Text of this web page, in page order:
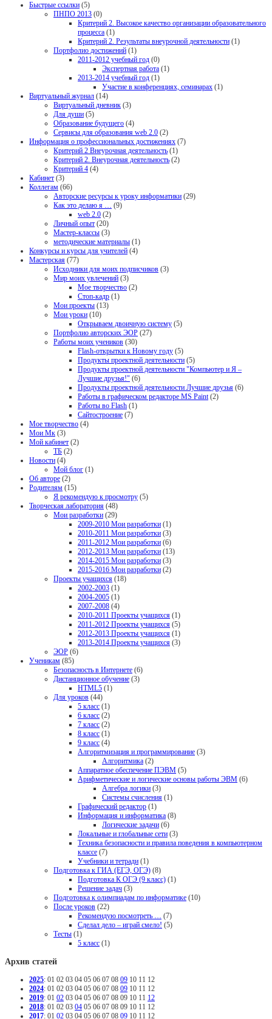
Быстрые ссылки (5)
ПНПО 2013 (0)
Критерий 2. Высокое качество организации образовательного
процесса (1)
Критерий 2. Результаты внеурочной деятельности (1)
Портфолио достижений (1)
2011-2012 учебный год (0)
Экспертная работа (1)
2013-2014 учебный год (1)
Участие в конференциях, семинарах (1)
Виртуальный журнал (14)
Виртуальный дневник (3)
Для души (5)
Образование будущего (4)
Сервисы для образования web 2.0 (2)
Информация о профессиональных достижениях (7)
Критерий 2 Внеурочная деятельность (1)
Критерий 2. Внеурочная деятельность (2)
Критерий 4 (4)
Кабинет (3)
Коллегам (66)
Авторские ресурсы к уроку информатики (29)
Как это делаю я … (9)
web 2.0 (2)
Личный опыт (20)
Мастер-классы (3)
методические материалы (1)
Конкурсы и курсы для учителей (4)
Мастерская (77)
Исходники для моих подписчиков (3)
Мир моих увлечений (3)
Мое творчество (2)
Стоп-кадр (1)
Мои проекты (13)
Мои уроки (10)
Открываем двоичную систему (5)
Портфолио авторских ЭОР (27)
Работы моих учеников (30)
Flash-открытки к Новому году (5)
Продукты проектной деятельности (5)
Продукты проектной деятельности "Компьютер и Я –
Лучшие друзья!" (6)
Продукты проектной деятельности Лучшие друзья (6)
Работы в графическом редакторе MS Paint(2)
Работы во Flash (1)
Сайтостроение (7)
Мое творчество (4)
Мои Мк (3)
Мой кабинет (2)
ТБ (2)
Новости (4)
Мой блог (1)
Об авторе (2)
Родителям (15)
Я рекомендую к просмотру (5)
Творческая лаборатория (48)
Мои разработки (29)
2009-2010 Мои разработки (1)
2010-2011 Мои разработки (3)
2011-2012 Мои разработки (6)
2012-2013 Мои разработки (13)
2014-2015 Мои разработки (3)
2015-2016 Мои разработки (2)
Проекты учащихся (18)
2002-2003 (1)
2004-2005 (1)
2007-2008 (4)
2010-2011 Проекты учащихся (1)
2011-2012 Проекты учащихся (5)
2012-2013 Проекты учащихся (1)
2013-2014 Проекты учащихся (3)
ЭОР (6)
Ученикам (85)
Безопасность в Интернете (6)
Дистанционное обучение (3)
HTML5 (1)
Для уроков (44)
5 класс (1)
6 класс (2)
7 класс (2)
8 класс (1)
9 класс (4)
Алгоритмизация и программирование (3)
Алгоритмика (2)
Аппаратное обеспечение ПЭВМ (5)
Арифметические и логические основы работы ЭВМ (6)
Алгебра логики (3)
Системы счисления (1)
Графический редактор (1)
Информация и информатика (8)
Логические задачи (6)
Локальные и глобальные сети (3)
Техника безопасности и правила поведения в компьютерном
классе (7)
Учебники и тетради (1)
Подготовка к ГИА (ЕГЭ, ОГЭ) (8)
Подготовка К ОГЭ (9 класс) (1)
Решение задач (3)
Подготовка к олимпиадам по информатике (10)
После уроков (22)
Рекомендую посмотреть … (7)
Сделал дело – играй смело! (5)
Тесты (1)
5 класс (1)
Архив статей
2025: 01 02 03 04 05 06 07 08 09 10 11 12
2024: 01 02 03 04 05 06 07 08 09 10 11 12
2019: 01 02 03 04 05 06 07 08 09 10 11 12
2018: 01 02 03 04 05 06 07 08 09 10 11 12
2017: 01 02 03 04 05 06 07 08 09 10 11 12